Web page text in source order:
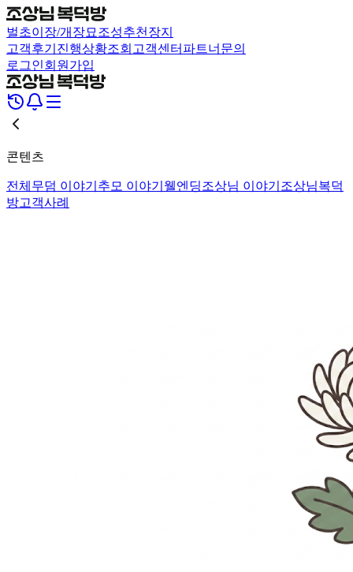
벌초이장/개장묘조성추천장지
고객후기 진행상황조회 고객센터 파트너문의
로그인회원가입
콘텐츠
전체 무덤 이야기 추모 이야기 웰엔딩조상님 이야기 조상님복덕
방고객사례